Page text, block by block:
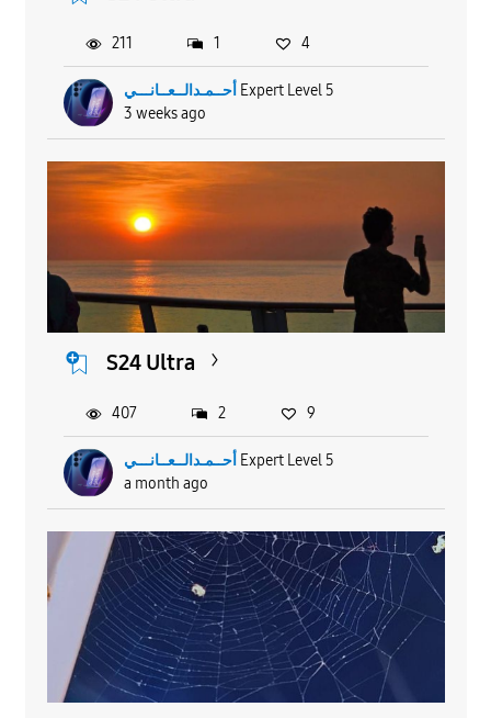
أحــمـدالــعــانـــي Expert Level 5
3 weeks ago
211 1 4
S24 Ultra
أحــمـدالــعــانـــي Expert Level 5
a month ago
407 2 9